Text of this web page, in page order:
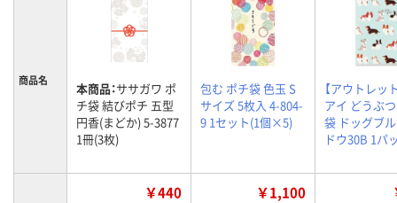
商品名 本商品：ササガワ ポ
チ袋 結びポチ 五型
円香(まどか) 5-3877
1冊(3枚)
包む ポチ袋 色玉 S
サイズ 5枚入 4-804-
9 1セット(1個×5)
【アウトレッ
アイ どうぶ
袋 ドッグブ
ドウ30B 1パ
￥440 ￥1,100